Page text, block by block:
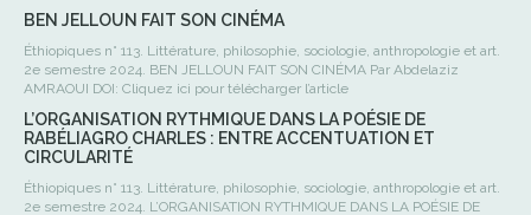
BEN JELLOUN FAIT SON CINÉMA
Éthiopiques n° 113. Littérature, philosophie, sociologie, anthropologie et art.
2e semestre 2024. BEN JELLOUN FAIT SON CINÉMA Par Abdelaziz
AMRAOUI DOI: Cliquez ici pour télécharger l’article
L’ORGANISATION RYTHMIQUE DANS LA POÉSIE DE
RABÉLIAGRO CHARLES : ENTRE ACCENTUATION ET
CIRCULARITÉ
Éthiopiques n° 113. Littérature, philosophie, sociologie, anthropologie et art.
2e semestre 2024. L’ORGANISATION RYTHMIQUE DANS LA POÉSIE DE